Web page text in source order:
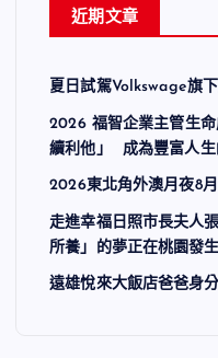
近期文章
夏日試駕Volkswage旗
2026 福智企業主管生
續利他」 成為豐富人生
2026東北角外澳月夜8
走進幸福日照市長夫人
所養」的夢正在桃園發生
遠雄悅來大飯店爸爸身